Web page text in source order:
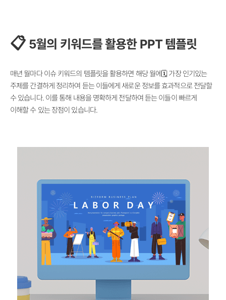
📋 5월의 키워드를 활용한 PPT 템플릿
매년 월마다 이슈 키워드의 템플릿을 활용하면 해당 월에🗓️ 가장 인기있는
주제를 간결하게 정리하여 듣는 이들에게 새로운 정보를 효과적으로 전달할
수 있습니다. 이를 통해 내용을 명확하게 전달하여 듣는 이들이 빠르게
이해할 수 있는 장점이 있습니다.